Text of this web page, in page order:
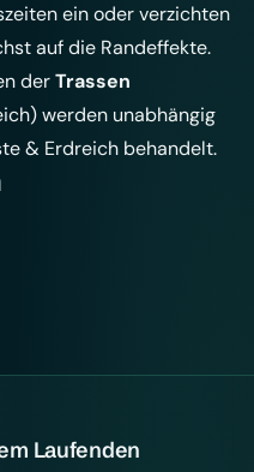
ein oder verzichten
auf die Randeffekte.
derTrassen
werden unabhängig
& Erdreich behandelt.
Laufenden